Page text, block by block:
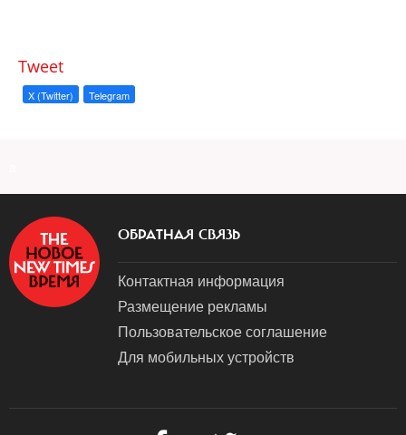
Tweet
X (Twitter) Telegram
ОБРАТНАЯ СВЯЗЬ
Контактная информация
Размещение рекламы
Пользовательское соглашение
Для мобильных устройств